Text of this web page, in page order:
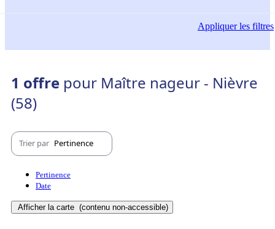
Appliquerles filtres
1 offre pour Maître nageur - Nièvre
(58)
Trier par Pertinence
Pertinence
Date
Afficher la carte (contenu non-accessible)